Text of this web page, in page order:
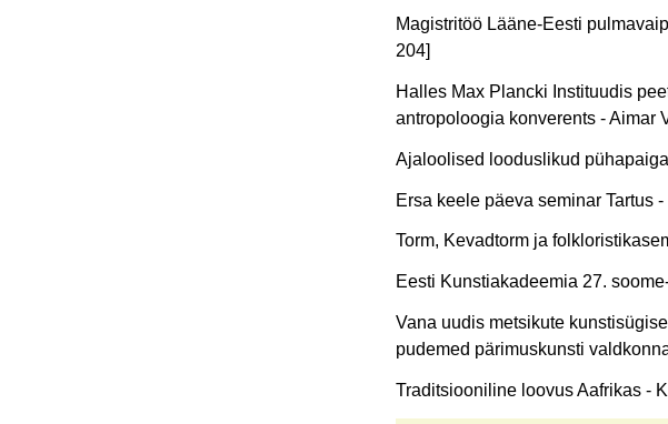
Magistritöö Lääne-Eesti
204]
Halles Max Plancki Instituudis
antropoloogia konverents - Aimar
Ajaloolised looduslikud
Ersa keele päeva seminar Tartus
Torm, Kevadtorm ja
Eesti Kunstiakadeemia 27.
Vana uudis metsikute
pudemed pärimuskunsti
Traditsiooniline loovus Aafrikas -